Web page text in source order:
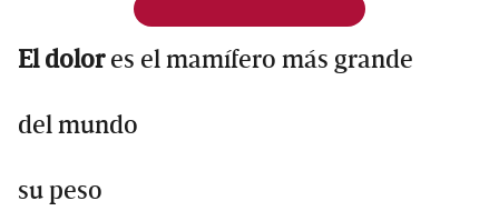
El dolores el mamífero más grande
del mundo
su peso